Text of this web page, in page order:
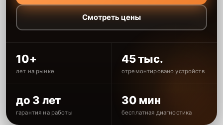
Смотреть цены
10+
лет на рынке
45 тыс.
отремонтировано устройств
до 3 лет
гарантия на работы
30 мин
бесплатная диагностика